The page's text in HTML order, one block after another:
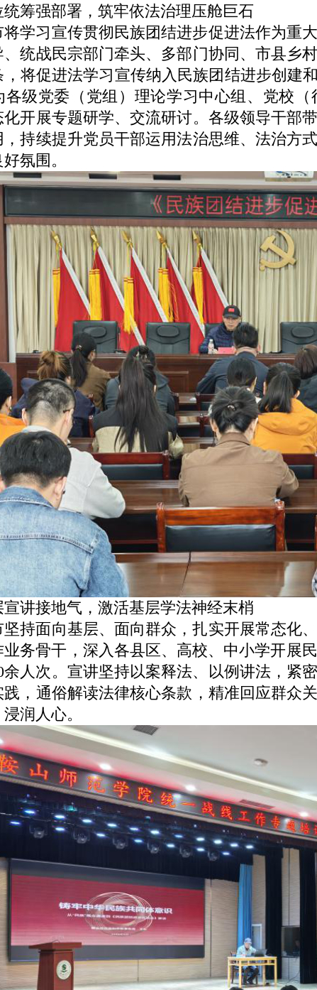
强部署，筑牢依法治理压舱巨石
将学习宣传贯彻民族团结进步促进法作为重
统战民宗部门牵头、多部门协同、市县乡
将促进法学习宣传纳入民族团结进步创建
各级党委（党组）理论学习中心组、党校
化开展专题研学、交流研讨。各级领导干部
，持续提升党员干部运用法治思维、法治方
氛围。
接地气，激活基层学法神经末梢
坚持面向基层、面向群众，扎实开展常态化
业务骨干，深入各县区、高校、中小学开展
余人次。宣讲坚持以案释法、以例讲法，紧
践，通俗解读法律核心条款，精准回应群众
润人心。